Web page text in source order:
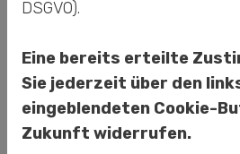
mit einem Lagerfahrzeug fährt
Dieses System erfordert
Investitionskosten, setzt
voraus. Besonders bei langen
Kosten für die Wegzeiten
DSGVO).
Eine bereits erteilte
Sie jederzeit über den
eingeblendeten Cookie-
Zukunft widerrufen.